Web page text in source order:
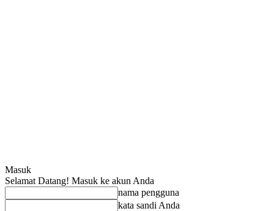
Masuk
Selamat Datang! Masuk ke akun Anda
nama pengguna
kata sandi Anda